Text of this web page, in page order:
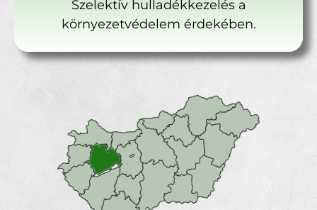
Szelektív hulladékkezelés a
környezetvédelem érdekében.